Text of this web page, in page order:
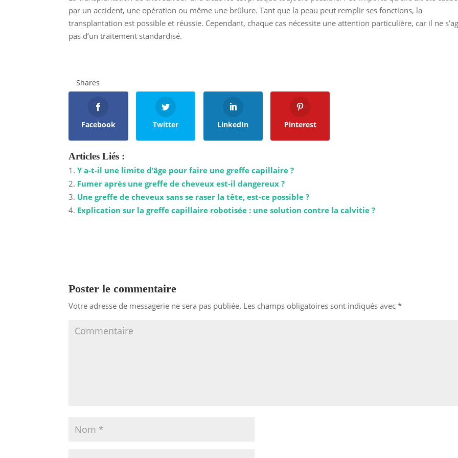
par un accident, une opération ou même une brûlure. Tant que la peau peut remplir ses fonctions, la
transplantation est possible et réussie. Cependant, chaque cas nécessite une attention particulière, car il ne
pas d’un traitement standardisé.
Shares
Facebook Twitter LinkedIn Pinterest
Articles Liés :
Y a-t-il une limite d’âge pour faire une greffe capillaire ?
Fumer après une greffe de cheveux est-il dangereux ?
Une greffe de cheveux sans se raser la tête, est-ce possible ?
Explication sur la greffe capillaire robotisée : une solution contre la calvitie ?
Poster le commentaire
Votre adresse de messagerie ne sera pas publiée. Les champs obligatoires sont indiqués avec*